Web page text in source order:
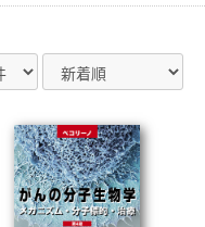
マルチメディア(0)